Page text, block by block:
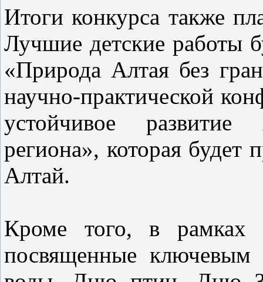
Итоги конкурса также
Лучшие детские работы
«Природа Алтая без
научно-практической
устойчивое развитие
региона», которая будет
Алтай.
Кроме того, в рамках
посвященные